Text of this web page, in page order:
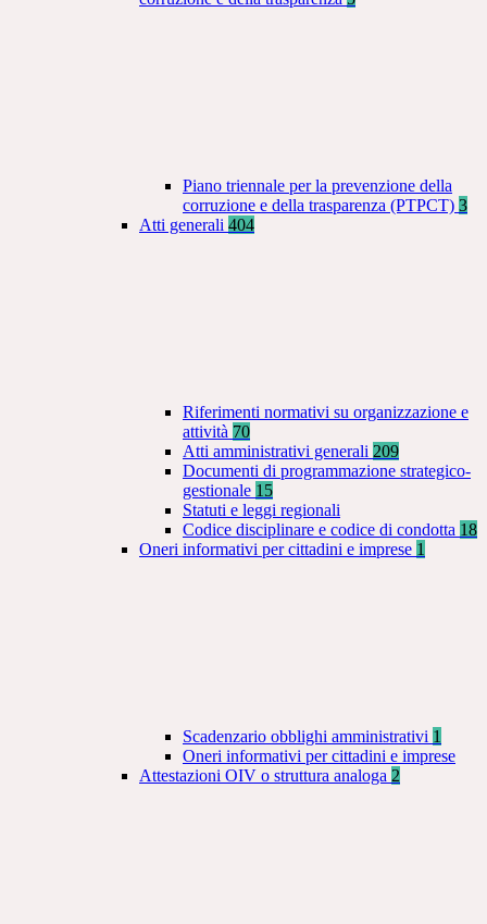
Piano triennale per la prevenzione della
corruzione e della trasparenza (PTPCT) 3
Atti generali 404
Riferimenti normativi su organizzazione e
attività 70
Atti amministrativi generali 209
Documenti di programmazione strategico-
gestionale 15
Statuti e leggi regionali
Codice disciplinare e codice di condotta 18
Oneri informativi per cittadini e imprese 1
Scadenzario obblighi amministrativi 1
Oneri informativi per cittadini e imprese
Attestazioni OIV o struttura analoga 2